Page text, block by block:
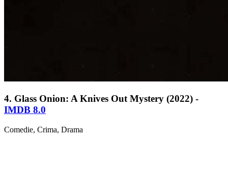
4. Glass Onion: A Knives Out Mystery (2022) -
IMDB 8.0
Comedie, Crima, Drama